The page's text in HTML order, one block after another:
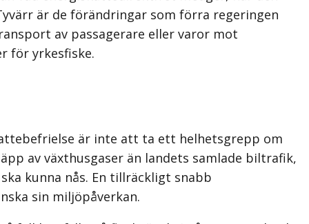
är de förändringar som förra regeringen
av passagerare eller varor mot
för yrkesfiske.
är inte att ta ett helhetsgrepp om
av växthusgaser än landets samlade biltrafik,
kunna nås. En tillräckligt snabb
sin miljöpåverkan.